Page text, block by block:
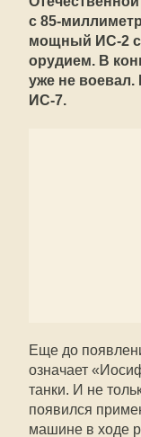
с 85-
мощный ИС-2
орудием. В
уже не
ИС-7.
Еще до
означает
танки. И не
появился
машине в ходе